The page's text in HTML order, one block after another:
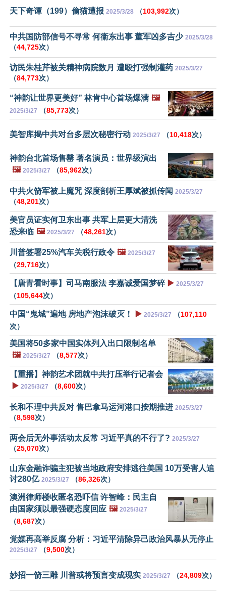
天下奇谭（199）偷猫遭报 2025/3/28 （103,992次）
中共国防部信号不寻常 何衞东出事 董军凶多吉少 2025/3/28
（44,725次）
访民朱桂芹被关精神病院数月 遭殴打强制灌药 2025/3/27
（84,773次）
“神韵让世界更美好” 林肯中心首场爆满 🖼️
2025/3/27 （85,773次）
美智库揭中共对台多层次秘密行动 2025/3/27 （10,418次）
神韵台北首场售罄 著名演员：世界级演出
🖼️ 2025/3/27 （85,962次）
中共火箭军被上魔咒 深度剖析王厚斌被抓传闻 2025/3/27
（48,201次）
美官员证实何卫东出事 共军上层更大清洗
恐来临 🖼️ 2025/3/27 （48,261次）
川普签署25%汽车关税行政令 🖼️ 2025/3/27
（29,716次）
【唐青看时事】司马南服法 李嘉诚爱国梦碎 ▶️ 2025/3/27
（105,644次）
中国“鬼城”遍地 房地产泡沫破灭！ ▶️ 2025/3/27 （107,110
次）
美国将50多家中国实体列入出口限制名单
🖼️ 2025/3/27 （8,577次）
【重播】神韵艺术团就中共打压举行记者会
▶️ 2025/3/27 （8,600次）
长和不理中共反对 售巴拿马运河港口按期推进 2025/3/27
（8,598次）
两会后无外事活动太反常 习近平真的不行了? 2025/3/27
（25,070次）
山东金融诈骗主犯被当地政府安排逃往美国 10万受害人追
讨280亿 2025/3/27 （86,326次）
澳洲律师楼收匿名恐吓信 许智峰：民主自
由国家须以最强硬态度回应 🖼️ 2025/3/27
（8,687次）
党媒再高举反腐 分析：习近平清除异己政治风暴从无停止
2025/3/27 （9,500次）
妙招一箭三雕 川普或将预言变成现实 2025/3/27 （24,809次）